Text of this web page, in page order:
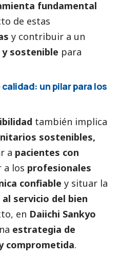
fundamental
de estas
y contribuir a un
sostenible para
un pilar para los
también implica
sostenibles,
a pacientes con
a los profesionales
confiable y situar la
servicio del bien
en Daiichi Sankyo
estrategia de
comprometida.